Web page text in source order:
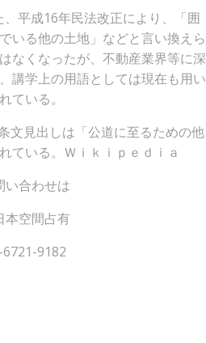
、平成16年民法改正により、「囲
いる他の土地」などと言い換えら
なくなったが、不動産業界等に深
講学上の用語としては現在も用い
ている。
文見出しは「公道に至るための他
ている。Ｗｉｋｉｐｅｄｉａ
い合わせは
本空間占有
9182